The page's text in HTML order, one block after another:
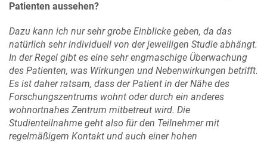
Patienten aussehen?
Dazu kann ich nur sehr grobe Einblicke geben, da das
natürlich sehr individuell von der jeweiligen Studie abhängt.
In der Regel gibt es eine sehr engmaschige Überwachung
des Patienten, was Wirkungen und Nebenwirkungen betrifft.
Es ist daher ratsam, dass der Patient in der Nähe des
Forschungszentrums wohnt oder durch ein anderes
wohnortnahes Zentrum mitbetreut wird. Die
Studienteilnahme geht also für den Teilnehmer mit
regelmäßigem Kontakt und auch einer hohen